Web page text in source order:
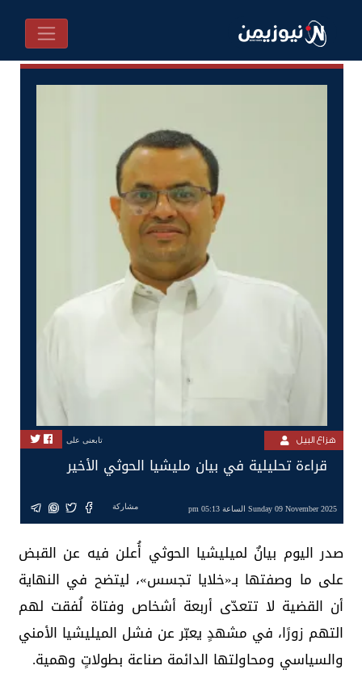
هزاع البيل تابعنى على
قراءة تحليلية في بيان مليشيا الحوثي الأخير
Sunday 09 November 2025 الساعة 05:13 pm مشاركة
صدر اليوم بيانٌ لميليشيا الحوثي أُعلن فيه عن القبض
على ما وصفتها بـ«خلايا تجسس»، ليتضح في النهاية
أن القضية لا تتعدّى أربعة أشخاص وفتاة لُفقت لهم
التهم زورًا، في مشهدٍ يعبّر عن فشل الميليشيا الأمني
والسياسي ومحاولتها الدائمة صناعة بطولاتٍ وهمية.